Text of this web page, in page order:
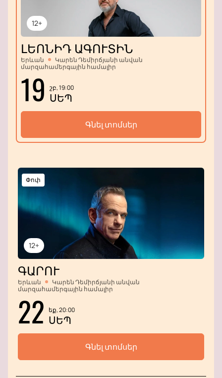
12+
ԼԵՈՆԻԴ ԱԳՈՒՏԻՆ
Երևան
Կարեն Դեմիրճյանի անվան
մարզահամերգային համալիր
19 շբ, 19:00
ՍԵՊ
Գնել տոմսեր
12+
Փոփ
ԳԱՐՈՒ
Երևան
Կարեն Դեմիրճյանի անվան
մարզահամերգային համալիր
22 եք, 20:00
ՍԵՊ
Գնել տոմսեր